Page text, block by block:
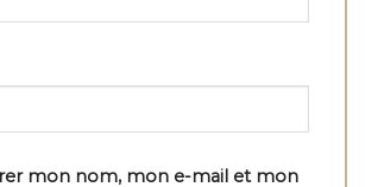
mon nom, mon e-mail et mon